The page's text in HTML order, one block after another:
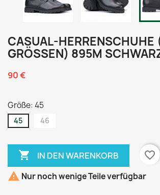
CASUAL-HERRENSCHUHE
RÖSSEN) 895M SCHWARZ
90 €
Größe: 45
45 46
 IN DEN WARENKORB
favorite_border
 Nur noch wenige Teile verfügbar